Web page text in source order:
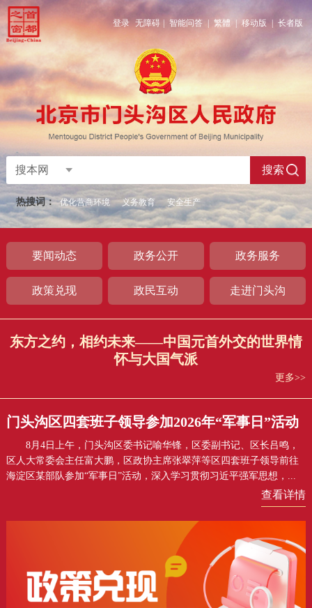
登录 | 智能问答 | 繁體 | 移动版
无障碍 | 长者版
搜本网 搜索
热搜词： 优化营商环境 义务教育 安全生产
要闻动态 政务公开 政务服务
政策兑现 政民互动 走进门头沟
东方之约，相约未来——中国元首外交的世界情
怀与大国气派
更多>>
门头沟区四套班子领导参加2026年“军事日”活动
8月4日上午，门头沟区委书记喻华锋，区委副书记、区长吕鸣，
区人大常委会主任富大鹏，区政协主席张翠萍等区四套班子领导前往
海淀区某部队参加“军事日”活动，深入学习贯彻习近平强军思想，...
查看详情